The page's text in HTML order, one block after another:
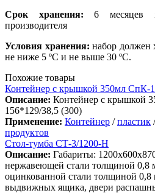
Срок хранения: 6 месяцев в
производителя
Условия хранения: набор должен
не ниже 5 ºС и не выше 30 ºС.
Похожие товары
Контейнер с крышкой 350мл СпК-
Описание: Контейнер с крышкой
156*129/38,5 (300)
Применение: Контейнер /пластик
продуктов
Стол-тумба СТ-3/1200-Н
Описание: Габариты:
нержавеющей стали толщиной 0,8
оцинкованной стали толщиной 0,8
выдвижных ящика, двери